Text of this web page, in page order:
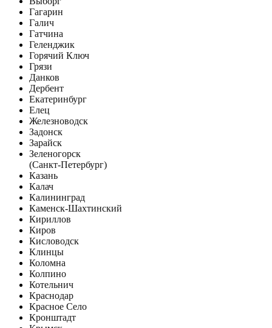
Гагарин
Галич
Гатчина
Геленджик
Горячий Ключ
Грязи
Данков
Дербент
Екатеринбург
Елец
Железноводск
Задонск
Зарайск
Зеленогорск
(Санкт-Петербург)
Казань
Калач
Калининград
Каменск-Шахтинский
Кириллов
Киров
Кисловодск
Клинцы
Коломна
Колпино
Котельнич
Краснодар
Красное Село
Кронштадт